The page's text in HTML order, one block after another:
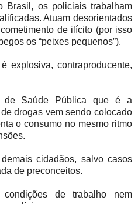
Brasil, os policiais trabalham
Atuam desorientados
de ilícito (por isso
os “peixes pequenos”).
explosiva, contraproducente,
de Saúde Pública que é a
drogas vem sendo colocado
o consumo no mesmo ritmo
cidadãos, salvo casos
de preconceitos.
condições de trabalho nem